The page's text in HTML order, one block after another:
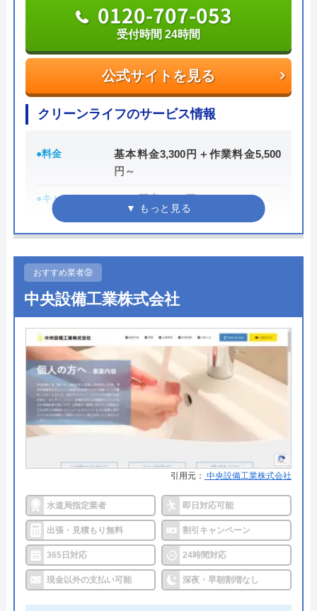
水PROは迅速な対応に加えて安心できる料金案内を
してくれます。
公式サイトを見る
0120-688-744
受付時間 24時間365日受付中！
水PROの基本情報
運営会社 株式会社スイドウサービス
代表者 山下道男
創業・設立
所在地
〒115-0045
対応エリア 全国
水PROのクチコミ on
件のクチコミ）
※クチコミの内容について
向井洋介
2 年前
5月4日に蛇口から水漏れがあり見積をお願い
公式サイトを見る
0120-707-053
受付時間 24時間
クリーンライフのサービス情報
●料金
基本料金3,300円＋作業料金5,500
円～
●キャンペーン
WEB限定3,000円OFF
※10,000円以上で適用
●受付時間
●定休日 年中無休
●出張見積もり 出張見積もり無料
●支払い方法
現金、銀行振込、クレジットカー
ド、コンビニ後払い、QR決済
●累計実績 施工実績30万件を達成
●保証・保険
修理に応じて1～3年の無料点検、
無料保証を用意
詳細は公式HPでご確認ください
クリーンライフがおすすめの理由
クリーンライフは年中無休で、最短30分駆けつけ、
休日・深夜も出張費無料などのサービスを売りにし
ています。
おすすめ業者⑨
中央設備工業株式会社
引用元： 中央設備工業株式会社
水道局指定業者 即日対応可能
出張・見積もり無料 割引キャンペーン
365日対応 24時間対応
現金以外の支払い可能 深夜・早朝割増なし